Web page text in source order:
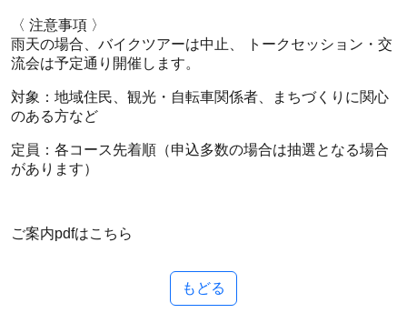
〈 注意事項 〉
雨天の場合、バイクツアーは中止、 トークセッション・交
流会は予定通り開催します。
対象：地域住民、観光・自転車関係者、まちづくりに関心
のある方など
定員：各コース先着順（申込多数の場合は抽選となる場合
があります）
ご案内pdfはこちら
もどる